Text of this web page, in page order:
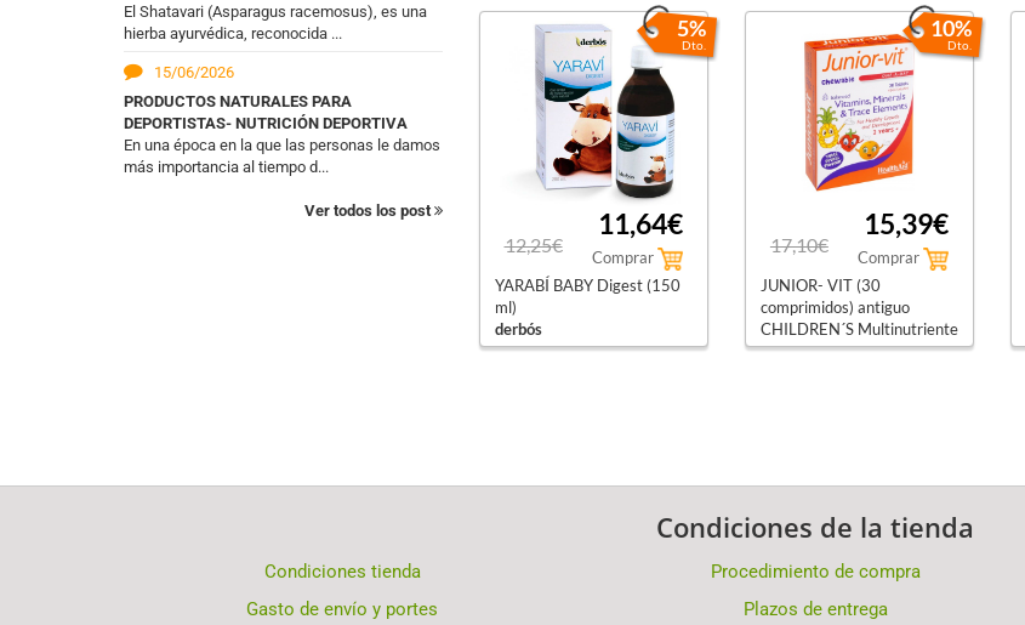
El Shatavari (Asparagus racemosus), es una
hierba ayurvédica, reconocida ...
15/06/2026
PRODUCTOS NATURALES PARA
DEPORTISTAS- NUTRICIÓN DEPORTIVA
En una época en la que las personas le damos
más importancia al tiempo d...
Ver todos los post
5%
Dto.
12,25€
11,64€
Comprar
YARABÍ BABY Digest (150
ml)
derbós
10%
Dto.
17,10€
15,39€
Comprar
JUNIOR- VIT (30
comprimidos) antiguo
CHILDREN´S Multinutriente
infantil
Condiciones de la tienda
Condiciones tienda Procedimiento de compra
Gasto de envío y portes
Plazos de entrega